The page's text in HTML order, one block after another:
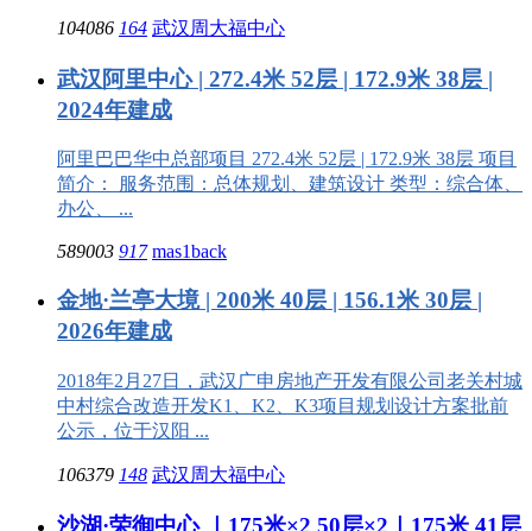
104086 164 武汉周大福中心
武汉阿里中心 | 272.4米 52层 | 172.9米 38层 |
2024年建成
阿里巴巴华中总部项目 272.4米 52层 | 172.9米 38层 项目
简介： 服务范围：总体规划、建筑设计 类型：综合体、
办公、 ...
589003 917 mas1back
金地·兰亭大境 | 200米 40层 | 156.1米 30层 |
2026年建成
2018年2月27日，武汉广申房地产开发有限公司老关村城
中村综合改造开发K1、K2、K3项目规划设计方案批前
公示，位于汉阳 ...
106379 148 武汉周大福中心
沙湖·荣御中心 ｜175米×2 50层×2｜175米 41层